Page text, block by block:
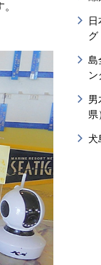
グ
島
ン
県
犬